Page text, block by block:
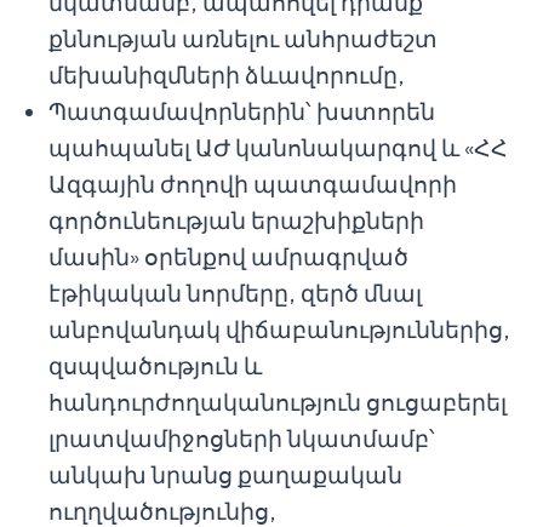
քննության առնելու անհրաժեշտ
մեխանիզմների ձևավորումը,
Պատգամավորներին՝ խստորեն
պահպանել ԱԺ կանոնակարգով և «ՀՀ
Ազգային ժողովի պատգամավորի
գործունեության երաշխիքների
մասին» օրենքով ամրագրված
էթիկական նորմերը, զերծ մնալ
անբովանդակ վիճաբանություններից,
զսպվածություն և
հանդուրժողականություն ցուցաբերել
լրատվամիջոցների նկատմամբ՝
անկախ նրանց քաղաքական
ուղղվածությունից,